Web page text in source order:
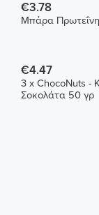
€3.78
Μπάρα
€4.47
3 x ChocoNuts -
Σοκολάτα 50 γρ